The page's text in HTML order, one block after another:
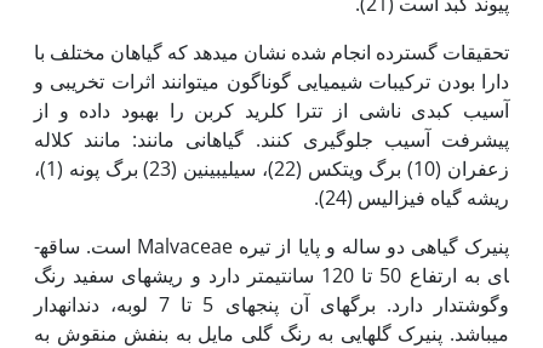
تحقیقات گسترده انجام شده نشان می­دهد که گیاهان مختلف با
دارا بودن ترکیبات شیمیایی گوناگون می‏توانند اثرات تخریبی و
آسیب کبدی ناشی از تترا کلرید کربن را بهبود داده و از
پیشرفت آسیب جلوگیری کنند. گیاهانی مانند: مانند کلاله
زعفران (10) برگ ویتکس (22)، سیلیبینین (23) برگ پونه (1)،
ریشه گیاه فیزالیس (24).
پنیرک گیاهی دو ساله و پایا از تیره Malvaceae است. ساقه­
ای به ارتفاع 50 تا 120 سانتی­متر دارد و ریشه­ای سفید رنگ
وگوشتدار دارد. برگ­های آن پنجه­ای 5 تا 7 لوبه، دندانه­دار
می‏باشد. پنیرک گل­هایی به رنگ گلی مایل به بنفش منقوش به